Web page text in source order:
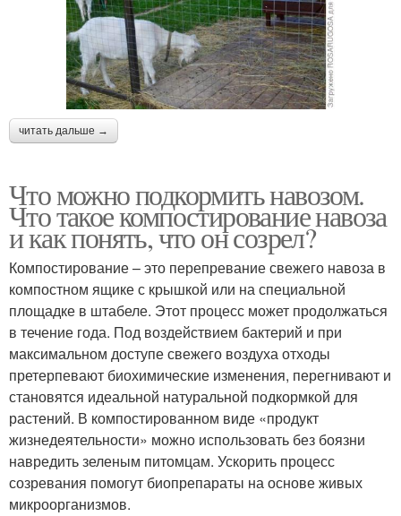
читать дальше →
Что можно подкормить навозом.
Что такое компостирование навоза
и как понять, что он созрел?
Компостирование – это перепревание свежего навоза в
компостном ящике с крышкой или на специальной
площадке в штабеле. Этот процесс может продолжаться
в течение года. Под воздействием бактерий и при
максимальном доступе свежего воздуха отходы
претерпевают биохимические изменения, перегнивают и
становятся идеальной натуральной подкормкой для
растений. В компостированном виде «продукт
жизнедеятельности» можно использовать без боязни
навредить зеленым питомцам. Ускорить процесс
созревания помогут биопрепараты на основе живых
микроорганизмов.